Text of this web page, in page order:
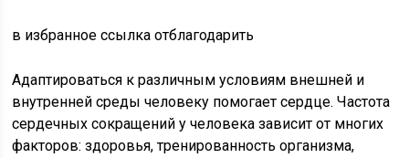
в избранное ссылка отблагодарить
Адаптироваться к различным условиям внешней и
внутренней среды человеку помогает сердце. Частота
сердечных сокращений у человека зависит от многих
факторов: здоровья, тренированность организма,